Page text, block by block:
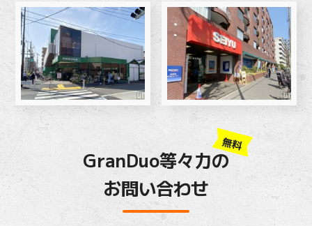
GranDuo等々力の
お問い合わせ
無料